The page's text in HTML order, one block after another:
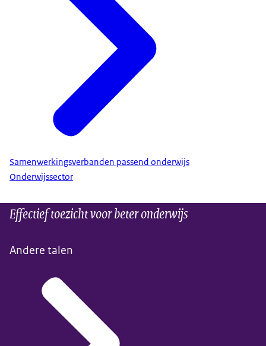
Samenwerkingsverbanden passend onderwijs
Onderwijssector
Effectief toezicht voor beter onderwijs
Andere talen